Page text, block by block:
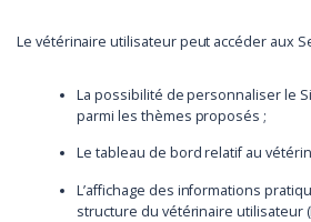
Le vétérinaire utilisateur peut accéder aux
La possibilité de personnaliser le
parmi les thèmes proposés ;
Le tableau de bord relatif au
L’affichage des informations
structure du vétérinaire utilisateur